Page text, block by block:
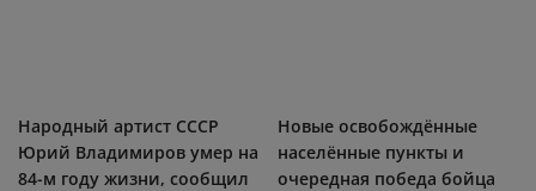
Народный артист СССР
Юрий Владимиров умер на
84-м году жизни, сообщил
Новые освобождённые
населённые пункты и
очередная победа бойца